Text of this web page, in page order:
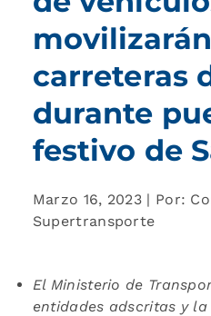
carreteras
durante
festivo de
Marzo 16, 2023 | Por:
Supertransporte
El Ministerio de
entidades adscritas y